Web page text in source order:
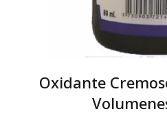
Oxidante